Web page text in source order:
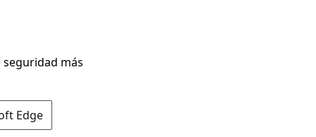
más
Edge